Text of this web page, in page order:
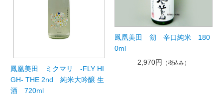
鳳凰美田 ミクマリ -FLY HI
GH- THE 2nd 純米大吟醸 生
酒 720ml
鳳凰美田 剱 辛口純米 180
0ml
2,970円
（税込み）